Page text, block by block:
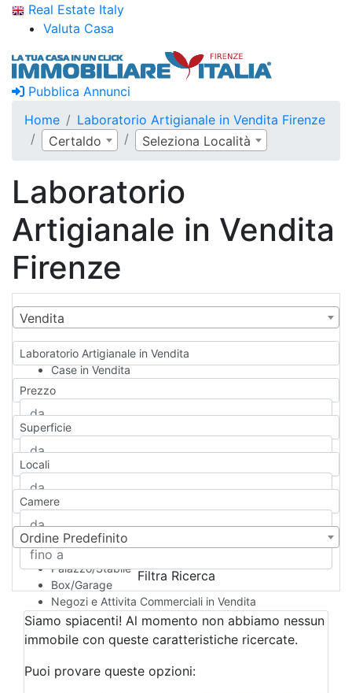
Real Estate Italy
Valuta Casa
Pubblica Annunci
Home
Laboratorio Artigianale in Vendita Firenze
Certaldo
Seleziona Località
Laboratorio
Artigianale in Vendita
Firenze
Vendita
Laboratorio Artigianale in Vendita
Case in Vendita
Qualsiasi
Appartamento
Casa indipendente
Casa Semi-indipendente
Attico/Mansarda
Rustico/Casale
Camera d'Albergo
Multiproprietà
Palazzo/Stabile
Box/Garage
Negozi e Attivita Commerciali in Vendita
Qualsiasi
Attività/Licenza Commerciale
Azienda Agricola
Bar/Ristorante
Prezzo
Superficie
Locali
Camere
Ordine Predefinito
Filtra Ricerca
Siamo spiacenti! Al momento non abbiamo nessun
immobile con queste caratteristiche ricercate.
Puoi provare queste opzioni: